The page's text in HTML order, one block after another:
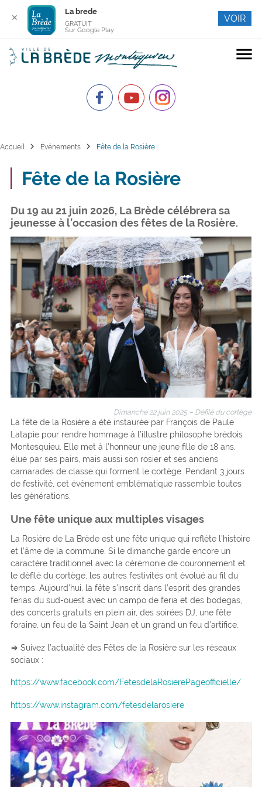
menu
Accueil chevron_right Événements chevron_right Fête de la Rosière
Fête de la Rosière
Du 19 au 21 juin 2026, La Brède célébrera sa
jeunesse à l’occasion des fêtes de la Rosière.
Dimanche 22 juin 2025 – Défilé du cortège
La fête de la Rosière a été instaurée par François de Paule
Latapie pour rendre hommage à l’illustre philosophe brédois :
Montesquieu. Elle met à l’honneur une jeune fille de 18 ans,
élue par ses pairs, mais aussi son rosier et ses anciens
camarades de classe qui forment le cortège. Pendant 3 jours
de festivité, cet événement emblématique rassemble toutes
les générations.
Une fête unique aux multiples visages
La Rosière de La Brède est une fête unique qui reflète l’histoire
et l’âme de la commune. Si le dimanche garde encore un
caractère traditionnel avec la cérémonie de couronnement et
le défilé du cortège, les autres festivités ont évolué au fil du
temps. Aujourd’hui, la fête s’inscrit dans l’esprit des grandes
ferias du sud-ouest avec un campo de feria et des bodegas,
des concerts gratuits en plein air, des soirées DJ, une fête
foraine, un feu de la Saint Jean et un grand un feu d’artifice.
⇒ Suivez l’actualité des Fêtes de la Rosière sur les réseaux
sociaux :
https://www.facebook.com/FetesdelaRosierePageofficielle/
https://www.instagram.com/fetesdelarosiere
✕
La brede
GRATUIT
Sur Google Play
VOIR